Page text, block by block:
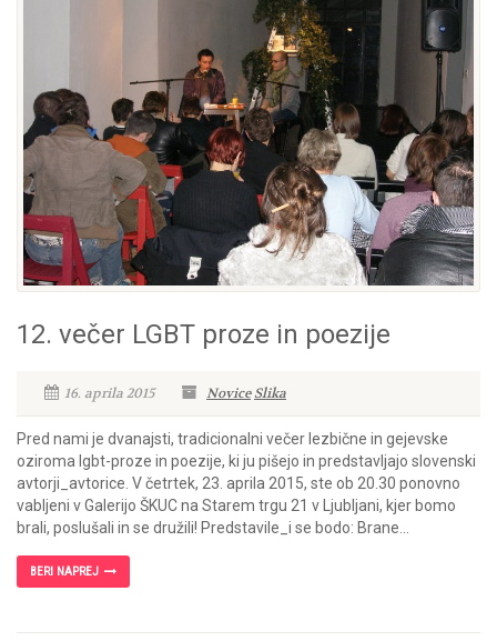
12. večer LGBT proze in poezije
16. aprila 2015 Novice Slika
Pred nami je dvanajsti, tradicionalni večer lezbične in gejevske
oziroma lgbt-proze in poezije, ki ju pišejo in predstavljajo slovenski
avtorji_avtorice. V četrtek, 23. aprila 2015, ste ob 20.30 ponovno
vabljeni v Galerijo ŠKUC na Starem trgu 21 v Ljubljani, kjer bomo
brali, poslušali in se družili! Predstavile_i se bodo: Brane...
BERI NAPREJ